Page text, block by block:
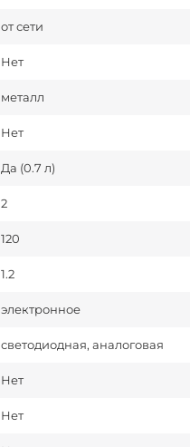
от сети
Нет
металл
Нет
Да (0.7 л)
2
120
1.2
электронное
светодиодная, аналоговая
Нет
Нет